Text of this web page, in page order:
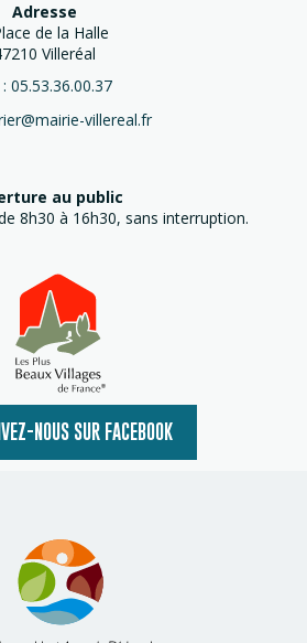
Adresse
de la Halle
Villeréal
05.53.36.00.37
villereal.fr
au public
8h30 à 16h30, sans interruption.
NOUS SUR FACEBOOK